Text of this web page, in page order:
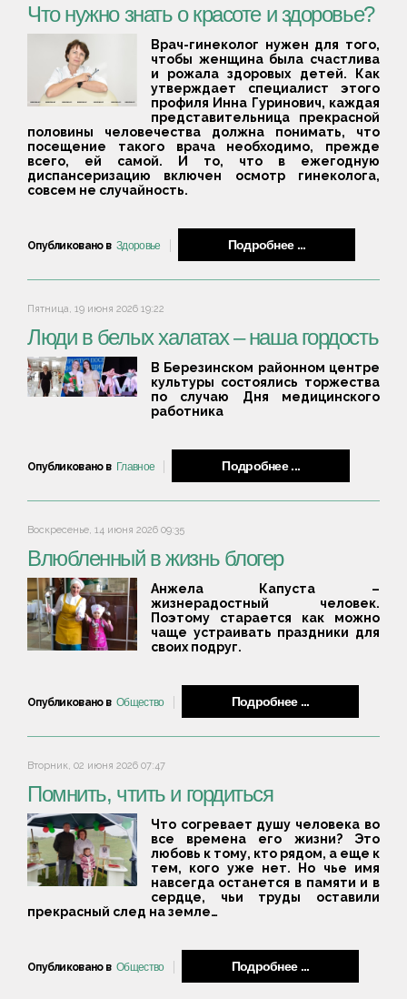
Что нужно знать о красоте и здоровье?
Врач-гинеколог нужен для того,
чтобы женщина была счастлива
и рожала здоровых детей. Как
утверждает специалист этого
профиля Инна Гуринович, каждая
представительница прекрасной
половины человечества должна понимать, что
посещение такого врача необходимо, прежде
всего, ей самой. И то, что в ежегодную
диспансеризацию включен осмотр гинеколога,
совсем не случайность.
Опубликовано в Здоровье Подробнее ...
Пятница, 19 июня 2026 19:22
Люди в белых халатах – наша гордость
В Березинском районном центре
культуры состоялись торжества
по случаю Дня медицинского
работника
Опубликовано в Главное Подробнее ...
Воскресенье, 14 июня 2026 09:35
Влюбленный в жизнь блогер
Анжела Капуста –
жизнерадостный человек.
Поэтому старается как можно
чаще устраивать праздники для
своих подруг.
Опубликовано в Общество Подробнее ...
Вторник, 02 июня 2026 07:47
Помнить, чтить и гордиться
Что согревает душу человека во
все времена его жизни? Это
любовь к тому, кто рядом, а еще к
тем, кого уже нет. Но чье имя
навсегда останется в памяти и в
сердце, чьи труды оставили
прекрасный след на земле…
Опубликовано в Общество Подробнее ...